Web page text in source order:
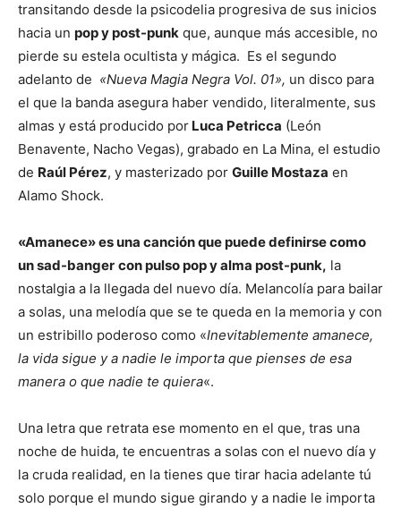
transitando desde la psicodelia progresiva de sus inicios
hacia un pop y post-punk que, aunque más accesible, no
pierde su estela ocultista y mágica. Es el segundo
adelanto de «Nueva Magia Negra Vol. 01», un disco para
el que la banda asegura haber vendido, literalmente, sus
almas y está producido por Luca Petricca (León
Benavente, Nacho Vegas), grabado en La Mina, el estudio
de Raúl Pérez, y masterizado por Guille Mostaza en
Alamo Shock.
«Amanece» es una canción que puede definirse como
un sad-banger con pulso pop y alma post-punk, la
nostalgia a la llegada del nuevo día. Melancolía para bailar
a solas, una melodía que se te queda en la memoria y con
un estribillo poderoso como «Inevitablemente amanece,
la vida sigue y a nadie le importa que pienses de esa
manera o que nadie te quiera«.
Una letra que retrata ese momento en el que, tras una
noche de huida, te encuentras a solas con el nuevo día y
la cruda realidad, en la tienes que tirar hacia adelante tú
solo porque el mundo sigue girando y a nadie le importa